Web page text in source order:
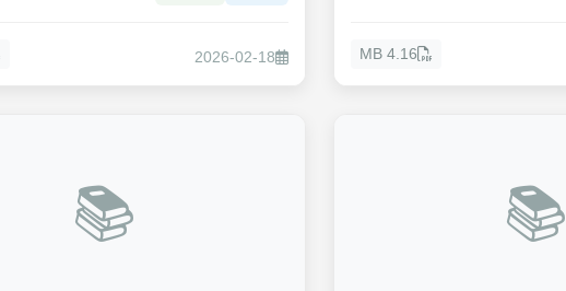
4.16 MB
2026-02-18
📚
📚